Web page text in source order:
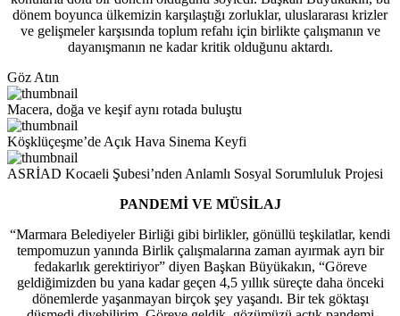
dönem boyunca ülkemizin karşılaştığı zorluklar, uluslararası krizler
ve gelişmeler karşısında toplum refahı için birlikte çalışmanın ve
dayanışmanın ne kadar kritik olduğunu aktardı.
Göz Atın
Macera, doğa ve keşif aynı rotada buluştu
Köşklüçeşme’de Açık Hava Sinema Keyfi
ASRİAD Kocaeli Şubesi’nden Anlamlı Sosyal Sorumluluk Projesi
PANDEMİ VE MÜSİLAJ
“Marmara Belediyeler Birliği gibi birlikler, gönüllü teşkilatlar, kendi
tempomuzun yanında Birlik çalışmalarına zaman ayırmak ayrı bir
fedakarlık gerektiriyor” diyen Başkan Büyükakın, “Göreve
geldiğimizden bu yana kadar geçen 4,5 yıllık süreçte daha önceki
dönemlerde yaşanmayan birçok şey yaşandı. Bir tek göktaşı